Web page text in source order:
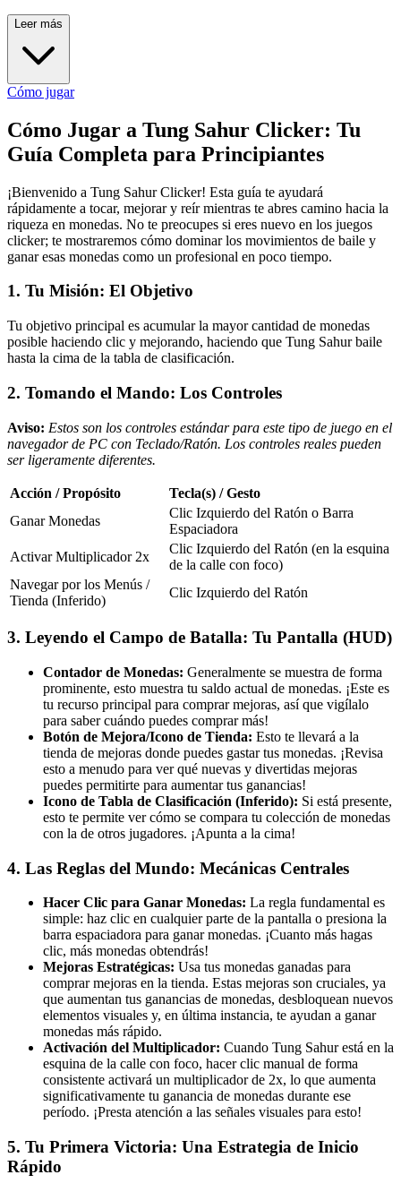
Leer más
Cómo jugar
Cómo Jugar a Tung Sahur Clicker: Tu
Guía Completa para Principiantes
¡Bienvenido a Tung Sahur Clicker! Esta guía te ayudará
rápidamente a tocar, mejorar y reír mientras te abres camino hacia la
riqueza en monedas. No te preocupes si eres nuevo en los juegos
clicker; te mostraremos cómo dominar los movimientos de baile y
ganar esas monedas como un profesional en poco tiempo.
1. Tu Misión: El Objetivo
Tu objetivo principal es acumular la mayor cantidad de monedas
posible haciendo clic y mejorando, haciendo que Tung Sahur baile
hasta la cima de la tabla de clasificación.
2. Tomando el Mando: Los Controles
Aviso: Estos son los controles estándar para este tipo de juego en el
navegador de PC con Teclado/Ratón. Los controles reales pueden
ser ligeramente diferentes.
Acción / Propósito
Tecla(s) / Gesto
Ganar Monedas
Clic Izquierdo del Ratón o Barra
Espaciadora
Activar Multiplicador 2x
Clic Izquierdo del Ratón (en la esquina
de la calle con foco)
Navegar por los Menús /
Tienda (Inferido)
Clic Izquierdo del Ratón
3. Leyendo el Campo de Batalla: Tu Pantalla (HUD)
Contador de Monedas: Generalmente se muestra de forma
prominente, esto muestra tu saldo actual de monedas. ¡Este es
tu recurso principal para comprar mejoras, así que vigílalo
para saber cuándo puedes comprar más!
Botón de Mejora/Icono de Tienda: Esto te llevará a la
tienda de mejoras donde puedes gastar tus monedas. ¡Revisa
esto a menudo para ver qué nuevas y divertidas mejoras
puedes permitirte para aumentar tus ganancias!
Icono de Tabla de Clasificación (Inferido): Si está presente,
esto te permite ver cómo se compara tu colección de monedas
con la de otros jugadores. ¡Apunta a la cima!
4. Las Reglas del Mundo: Mecánicas Centrales
Hacer Clic para Ganar Monedas: La regla fundamental es
simple: haz clic en cualquier parte de la pantalla o presiona la
barra espaciadora para ganar monedas. ¡Cuanto más hagas
clic, más monedas obtendrás!
Mejoras Estratégicas: Usa tus monedas ganadas para
comprar mejoras en la tienda. Estas mejoras son cruciales, ya
que aumentan tus ganancias de monedas, desbloquean nuevos
elementos visuales y, en última instancia, te ayudan a ganar
monedas más rápido.
Activación del Multiplicador: Cuando Tung Sahur está en la
esquina de la calle con foco, hacer clic manual de forma
consistente activará un multiplicador de 2x, lo que aumenta
significativamente tu ganancia de monedas durante ese
período. ¡Presta atención a las señales visuales para esto!
5. Tu Primera Victoria: Una Estrategia de Inicio
Rápido